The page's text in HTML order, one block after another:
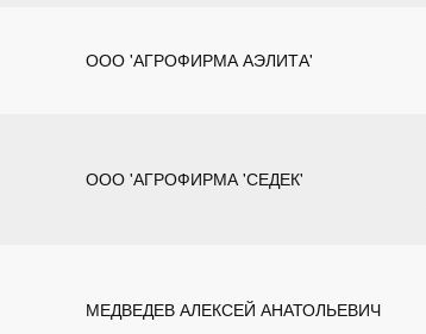
ООО 'АГРОФИРМА АЭЛИТА'
ООО 'АГРОФИРМА 'СЕДЕК'
МЕДВЕДЕВ АЛЕКСЕЙ АНАТОЛЬЕВИЧ